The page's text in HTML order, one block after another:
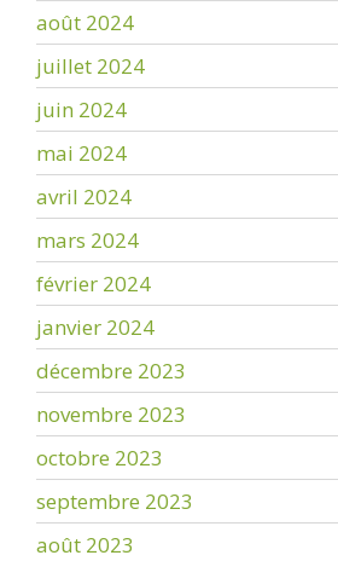
août 2024
juillet 2024
juin 2024
mai 2024
avril 2024
mars 2024
février 2024
janvier 2024
décembre 2023
novembre 2023
octobre 2023
septembre 2023
août 2023